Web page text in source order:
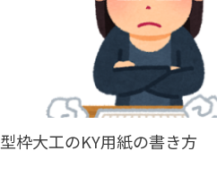
型枠大工のKY用紙の書き方